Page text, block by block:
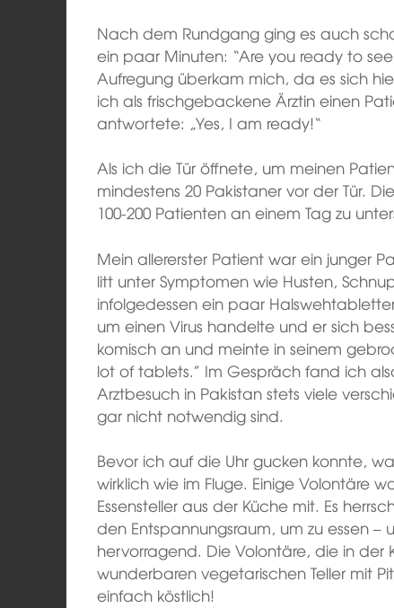
Nach dem Rundgang ging es auch
ein paar Minuten: “Are you ready to
Aufregung überkam mich, da es sich
ich als frischgebackene Ärztin einen
antwortete: „Yes, I am ready!“
Als ich die Tür öffnete, um meinen
mindestens 20 Pakistaner vor der Tür.
100-200 Patienten an einem Tag zu
Mein allererster Patient war ein junger
litt unter Symptomen wie Husten,
infolgedessen ein paar
um einen Virus handelte und er sich
komisch an und meinte in seinem
lot of tablets.” Im Gespräch fand ich
Arztbesuch in Pakistan stets viele
gar nicht notwendig sind.
Bevor ich auf die Uhr gucken konnte,
wirklich wie im Fluge. Einige Volontäre
Essensteller aus der Küche mit. Es
den Entspannungsraum, um zu essen –
hervorragend. Die Volontäre, die in
wunderbaren vegetarischen Teller mit
einfach köstlich!